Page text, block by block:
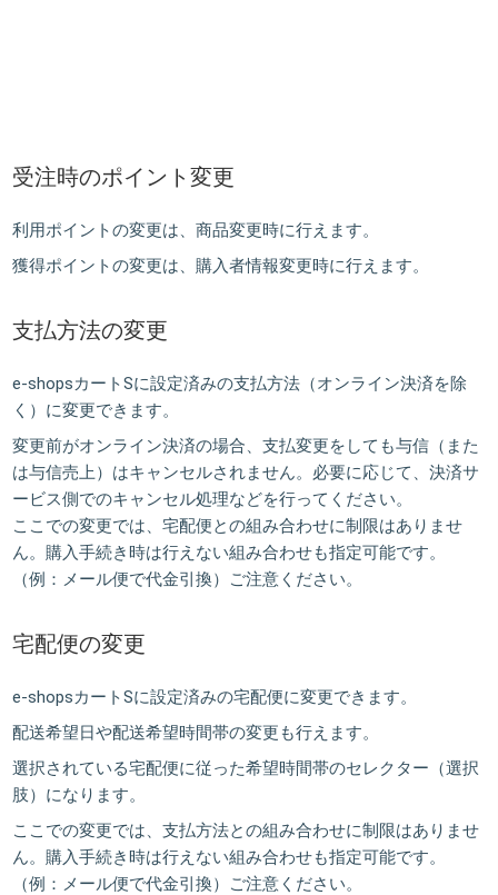
受注時のポイント変更
利用ポイントの変更は、商品変更時に行えます。
獲得ポイントの変更は、 購入者情報変更時に行えます。
支払方法の変更
e-shopsカートSに設定済みの支払方法（オンライン決済を除
く）に変更できます。
変更前がオンライン決済の場合、支払変更をしても与信（また
は与信売上）はキャンセルされません。必要に応じて、決済サ
ービス側でのキャンセル処理などを行ってください。
ここでの変更では、宅配便との組み合わせに制限はありませ
ん。購入手続き時は行えない組み合わせも指定可能です。
（例：メール便で代金引換）ご注意ください。
宅配便の変更
e-shopsカートSに設定済みの宅配便に変更できます。
配送希望日や配送希望時間帯の変更も行えます。
選択されている宅配便に従った希望時間帯のセレクター（選択
肢）になります。
ここでの変更では、支払方法との組み合わせに制限はありませ
ん。購入手続き時は行えない組み合わせも指定可能です。
（例：メール便で代金引換）ご注意ください。